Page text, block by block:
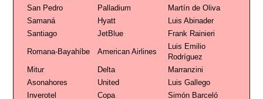
San Pedro
Palladium
Martín de Oliva
Samaná
Hyatt
Luis Abinader
Santiago
JetBlue Frank Rainieri
Romana-Bayahíbe American Airlines
Luis Emilio
Rodríguez
Mitur
Delta
Marranzini
Asonahores
United
Luis Gallego
Inverotel
Copa Simón Barceló